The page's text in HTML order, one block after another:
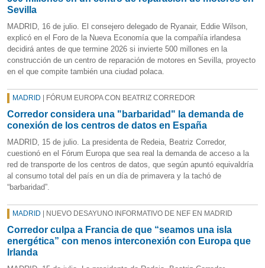
Sevilla
MADRID, 16 de julio. El consejero delegado de Ryanair, Eddie Wilson,
explicó en el Foro de la Nueva Economía que la compañía irlandesa
decidirá antes de que termine 2026 si invierte 500 millones en la
construcción de un centro de reparación de motores en Sevilla, proyecto
en el que compite también una ciudad polaca.
MADRID | FÓRUM EUROPA CON BEATRIZ CORREDOR
Corredor considera una "barbaridad" la demanda de
conexión de los centros de datos en España
MADRID, 15 de julio. La presidenta de Redeia, Beatriz Corredor,
cuestionó en el Fórum Europa que sea real la demanda de acceso a la
red de transporte de los centros de datos, que según apuntó equivaldría
al consumo total del país en un día de primavera y la tachó de
“barbaridad”.
MADRID | NUEVO DESAYUNO INFORMATIVO DE NEF EN MADRID
Corredor culpa a Francia de que “seamos una isla
energética” con menos interconexión con Europa que
Irlanda